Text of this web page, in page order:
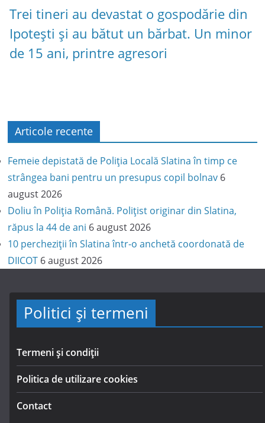
Trei tineri au devastat o gospodărie din
Ipotești și au bătut un bărbat. Un minor
de 15 ani, printre agresori
Articole recente
Femeie depistată de Poliția Locală Slatina în timp ce
strângea bani pentru un presupus copil bolnav 6
august 2026
Doliu în Poliția Română. Polițist originar din Slatina,
răpus la 44 de ani 6 august 2026
10 percheziții în Slatina într-o anchetă coordonată de
DIICOT 6 august 2026
Politici și termeni
Termeni și condiții
Politica de utilizare cookies
Contact